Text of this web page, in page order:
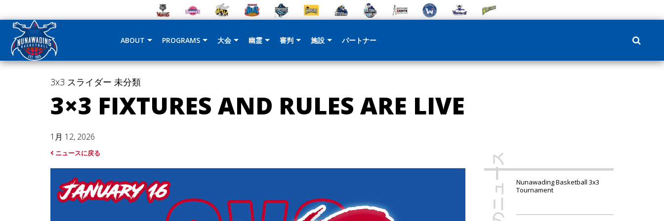
ABOUT PROGRAMS 大会 幽霊 審判 施設 パートナー
3x3 スライダー 未分類
3×3 FIXTURES AND RULES ARE LIVE
1月 12, 2026
ニュースに戻る
Nunawading Basketball 3x3
Tournament